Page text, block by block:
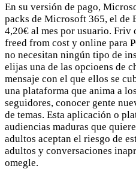
En su versión de pago,
packs de Microsoft 365, el de
4,20€ al mes por usuario.
freed from cost y online para
no necesitan ningún tipo de
elijas una de las opcioens de
mensaje con el que ellos se
una plataforma que anima a
seguidores, conocer gente
de temas. Esta aplicación o
audiencias maduras que
adultos aceptan el riesgo de
adultos y conversaciones
omegle.